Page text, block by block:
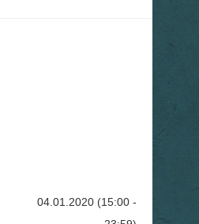
04.01.2020 (15:00 -